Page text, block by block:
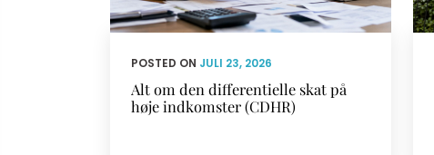
POSTED ON JULI 23, 2026
Alt om den differentielle skat på
høje indkomster (CDHR)